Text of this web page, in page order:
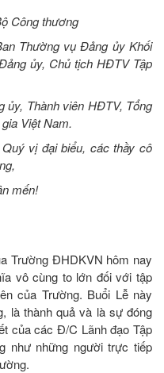
Công thương
Thường vụ Đảng ủy Khối
ủy, Chủ tịch HĐTV Tập
Thành viên HĐTV, Tổng
Việt Nam.
vị đại biểu, các thầy cô
mến!
Trường ĐHDKVN hôm nay
vô cùng to lớn đối với tập
của Trường. Buổi Lễ này
là thành quả và là sự đóng
của các Đ/C Lãnh đạo Tập
như những người trực tiếp